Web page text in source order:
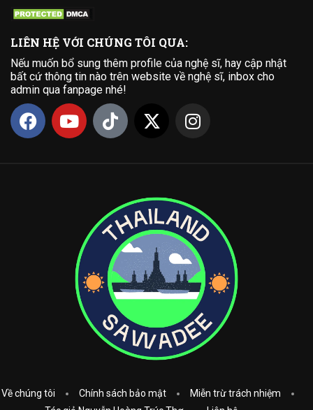
LIÊN HỆ VỚI CHÚNG TÔI QUA:
Nếu muốn bổ sung thêm profile của nghệ sĩ, hay cập nhật
bất cứ thông tin nào trên website về nghệ sĩ, inbox cho
admin qua fanpage nhé!
Về chúng tôi Chính sách bảo mật
Miễn trừ trách nhiệm